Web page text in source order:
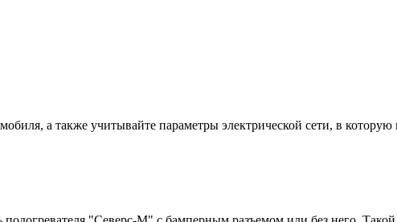
а также учитывайте параметры электрической сети, в